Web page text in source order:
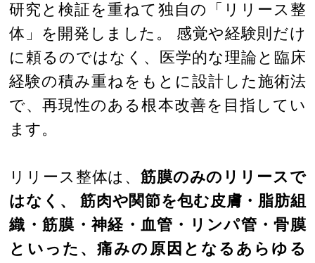
研究と検証を重ねて独自の「リリース整
体」を開発しました。 感覚や経験則だけ
に頼るのではなく、医学的な理論と臨床
経験の積み重ねをもとに設計した施術法
で、再現性のある根本改善を目指してい
ます。
リリース整体は、筋膜のみのリリースで
はなく、 筋肉や関節を包む皮膚・脂肪組
織・筋膜・神経・血管・リンパ管・骨膜
といった、痛みの原因となるあらゆる